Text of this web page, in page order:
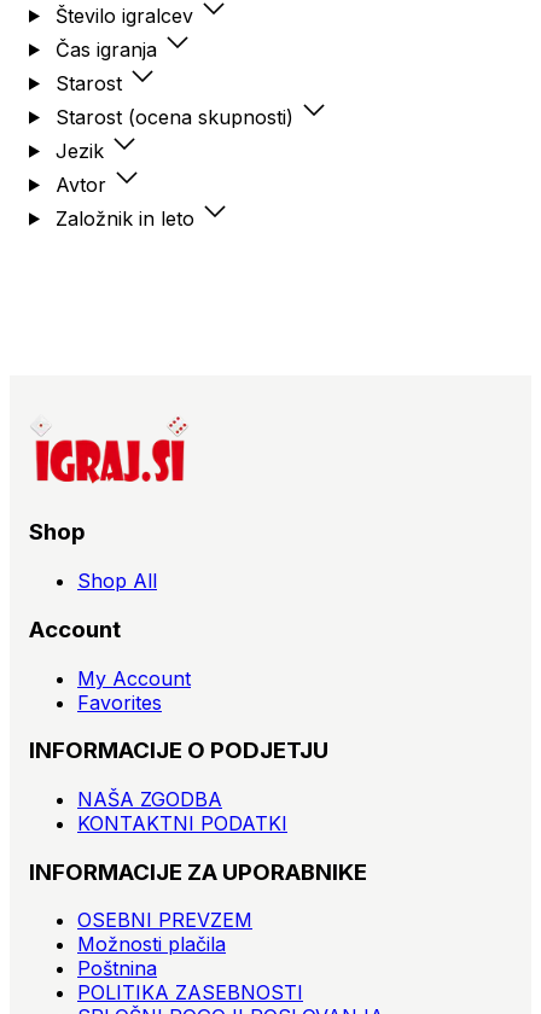
Število igralcev
Čas igranja
Starost
Starost (ocena skupnosti)
Jezik
Avtor
Založnik in leto
Shop
Shop All
Account
My Account
Favorites
INFORMACIJE O PODJETJU
NAŠA ZGODBA
KONTAKTNI PODATKI
INFORMACIJE ZA UPORABNIKE
OSEBNI PREVZEM
Možnosti plačila
Poštnina
POLITIKA ZASEBNOSTI